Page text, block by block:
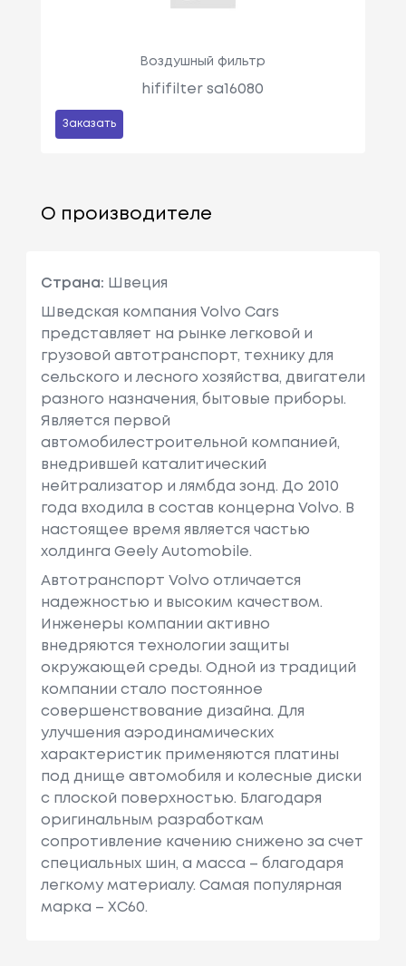
Воздушный фильтр
hififilter sa16080
Заказать
О производителе
Страна: Швеция
Шведская компания Volvo Cars
представляет на рынке легковой и
грузовой автотранспорт, технику для
сельского и лесного хозяйства, двигатели
разного назначения, бытовые приборы.
Является первой
автомобилестроительной компанией,
внедрившей каталитический
нейтрализатор и лямбда зонд. До 2010
года входила в состав концерна Volvo. В
настоящее время является частью
холдинга Geely Automobile.
Автотранспорт Volvo отличается
надежностью и высоким качеством.
Инженеры компании активно
внедряются технологии защиты
окружающей среды. Одной из традиций
компании стало постоянное
совершенствование дизайна. Для
улучшения аэродинамических
характеристик применяются платины
под днище автомобиля и колесные диски
с плоской поверхностью. Благодаря
оригинальным разработкам
сопротивление качению снижено за счет
специальных шин, а масса – благодаря
легкому материалу. Самая популярная
марка – XC60.